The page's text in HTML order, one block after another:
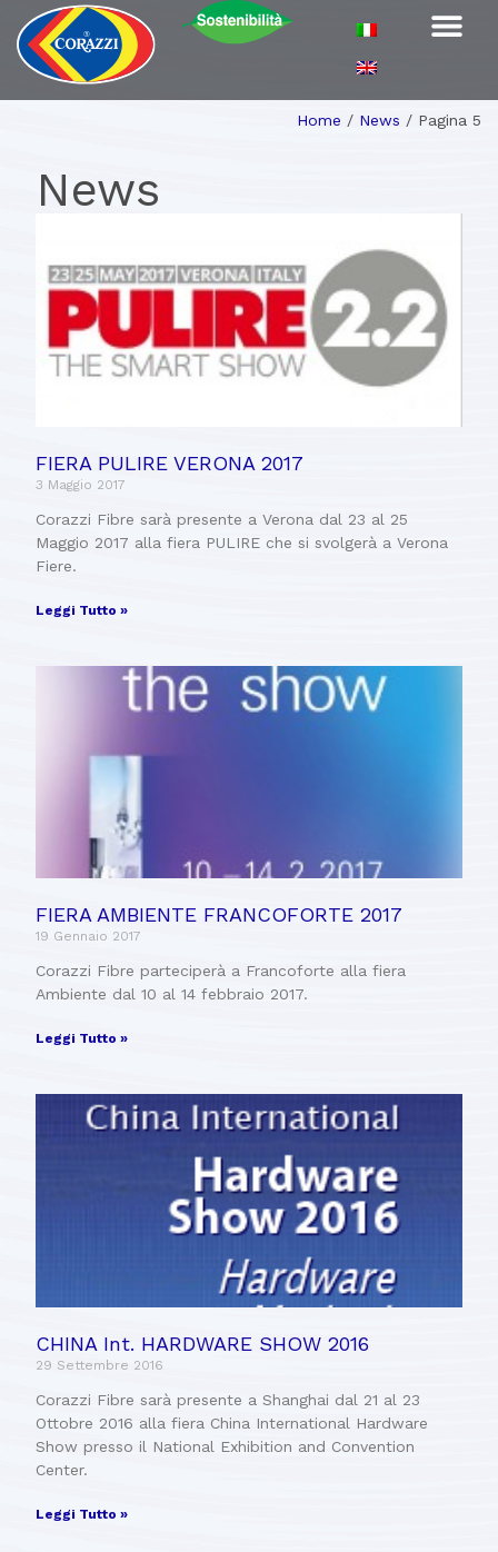
Home / News / Pagina 5
News
FIERA PULIRE VERONA 2017
3 Maggio 2017
Corazzi Fibre sarà presente a Verona dal 23 al 25
Maggio 2017 alla fiera PULIRE che si svolgerà a Verona
Fiere.
Leggi Tutto »
FIERA AMBIENTE FRANCOFORTE 2017
19 Gennaio 2017
Corazzi Fibre parteciperà a Francoforte alla fiera
Ambiente dal 10 al 14 febbraio 2017.
Leggi Tutto »
CHINA Int. HARDWARE SHOW 2016
29 Settembre 2016
Corazzi Fibre sarà presente a Shanghai dal 21 al 23
Ottobre 2016 alla fiera China International Hardware
Show presso il National Exhibition and Convention
Center.
Leggi Tutto »